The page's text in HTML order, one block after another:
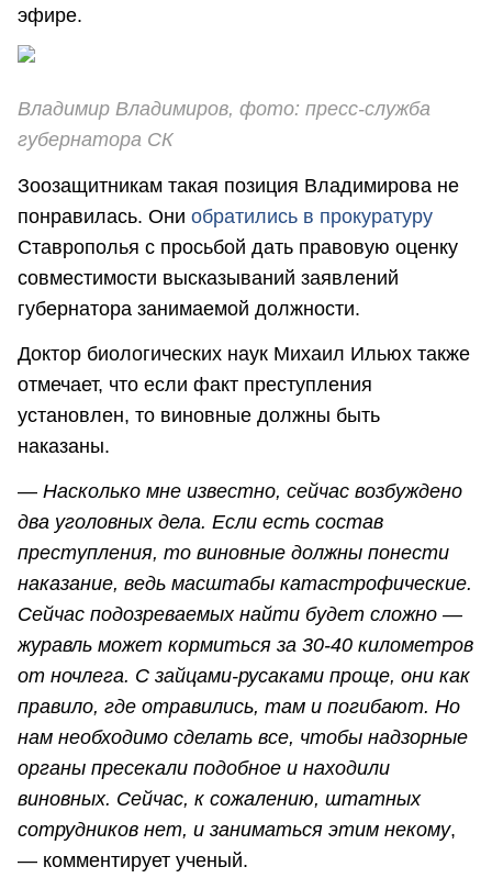
эфире.
Владимир Владимиров, фото: пресс-служба
губернатора СК
Зоозащитникам такая позиция Владимирова не
понравилась. Они обратились в прокуратуру
Ставрополья с просьбой дать правовую оценку
совместимости высказываний заявлений
губернатора занимаемой должности.
Доктор биологических наук Михаил Ильюх также
отмечает, что если факт преступления
установлен, то виновные должны быть
наказаны.
— Насколько мне известно, сейчас возбуждено
два уголовных дела. Если есть состав
преступления, то виновные должны понести
наказание, ведь масштабы катастрофические.
Сейчас подозреваемых найти будет сложно —
журавль может кормиться за 30-40 километров
от ночлега. С зайцами-русаками проще, они как
правило, где отравились, там и погибают. Но
нам необходимо сделать все, чтобы надзорные
органы пресекали подобное и находили
виновных. Сейчас, к сожалению, штатных
сотрудников нет, и заниматься этим некому,
— комментирует ученый.